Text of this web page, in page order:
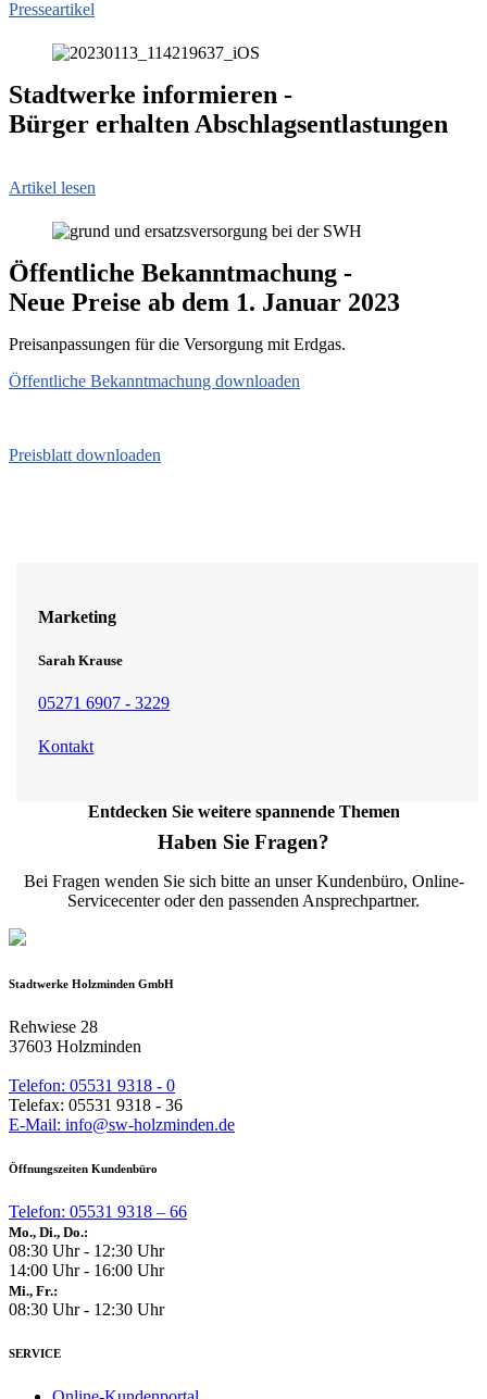
Presseartikel
Stadtwerke informieren -
Bürger erhalten Abschlagsentlastungen
Artikel lesen
Öffentliche Bekanntmachung -
Neue Preise ab dem 1. Januar 2023
Preisanpassungen für die Versorgung mit Erdgas.
Öffentliche Bekanntmachung downloaden
Preisblatt downloaden
Marketing
Sarah Krause
05271 6907 - 3229
Kontakt
Entdecken Sie weitere spannende Themen
Haben Sie Fragen?
Bei Fragen wenden Sie sich bitte an unser Kundenbüro, Online-
Servicecenter oder den passenden Ansprechpartner.
Stadtwerke Holzminden GmbH
Rehwiese 28
37603 Holzminden
Telefon: 05531 9318 - 0
Telefax: 05531 9318 - 36
E-Mail: info@sw-holzminden.de
Öffnungszeiten Kundenbüro
Telefon: 05531 9318 – 66
Mo., Di., Do.:
08:30 Uhr - 12:30 Uhr
14:00 Uhr - 16:00 Uhr
Mi., Fr.:
08:30 Uhr - 12:30 Uhr
SERVICE